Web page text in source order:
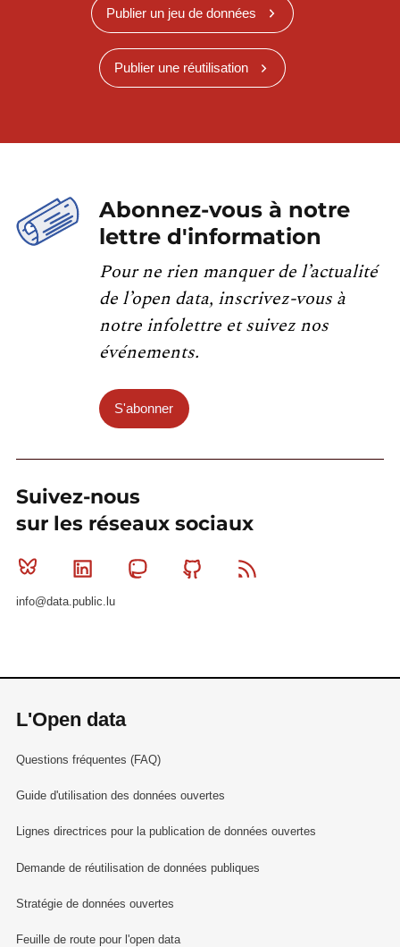
Publier un jeu de données
Publier une réutilisation
Abonnez-vous à notre
lettre d'information
Pour ne rien manquer de l’actualité
de l’open data, inscrivez-vous à
notre infolettre et suivez nos
événements.
S'abonner
Suivez-nous
sur les réseaux sociaux
Bluesky Linkedin MastodonGithub
info@data.public.lu
L'Open data
Questions fréquentes (FAQ)
Guide d'utilisation des données ouvertes
Lignes directrices pour la publication de données ouvertes
Demande de réutilisation de données publiques
Stratégie de données ouvertes
Feuille de route pour l'open data